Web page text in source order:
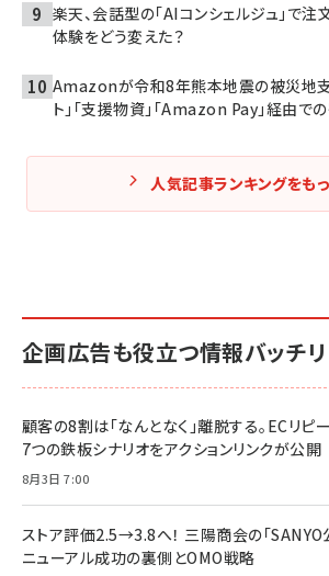
楽天、会話型の「AIコンシェルジュ」で
体験をどう変えた？
Amazonが令和8年熊本地震の被災地支
ト」「支援物資」「Amazon Pay」経由で
人気記事ランキングをも
企画広告も役立つ情報バッチリ
顧客の8割は「なんとなく」離脱する。ECリピ
7つの鉄板シナリオをアクションリンクが公開
8月3日 7:00
ストア評価2.5→3.8へ！ 三陽商会の「SANYO
ニューアル成功の裏側とOMO戦略